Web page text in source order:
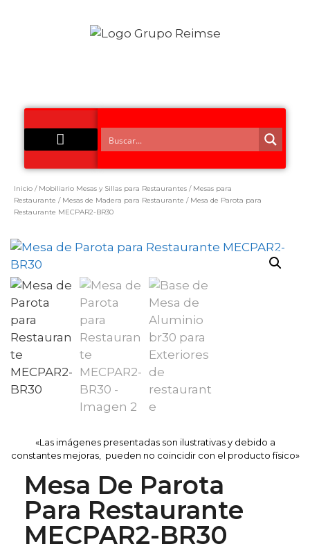
Inicio / Mobiliario Mesas y Sillas para Restaurantes / Mesas para
Restaurante / Mesas de Madera para Restaurante / Mesa de Parota para
Restaurante MECPAR2-BR30
«Las imágenes presentadas son ilustrativas y debido a
constantes mejoras, pueden no coincidir con el producto físico»
Mesa De Parota
Para Restaurante
MECPAR2-BR30